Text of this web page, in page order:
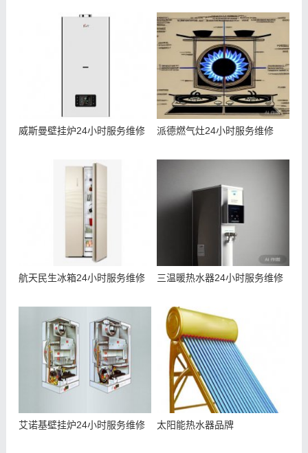
威斯曼壁挂炉24小时服务维修 派德燃气灶24小时服务维修
航天民生冰箱24小时服务维修 三温暖热水器24小时服务维修
艾诺基壁挂炉24小时服务维修 太阳能热水器品牌